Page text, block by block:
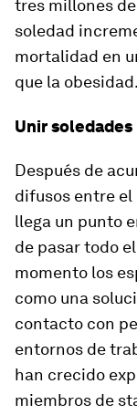
tres millones
soledad
mortalidad en
que la obesidad.
Unir soledades
Después de
difusos entre el
llega un punto
de pasar todo
momento los
como una
contacto con
entornos de
han crecido
miembros de